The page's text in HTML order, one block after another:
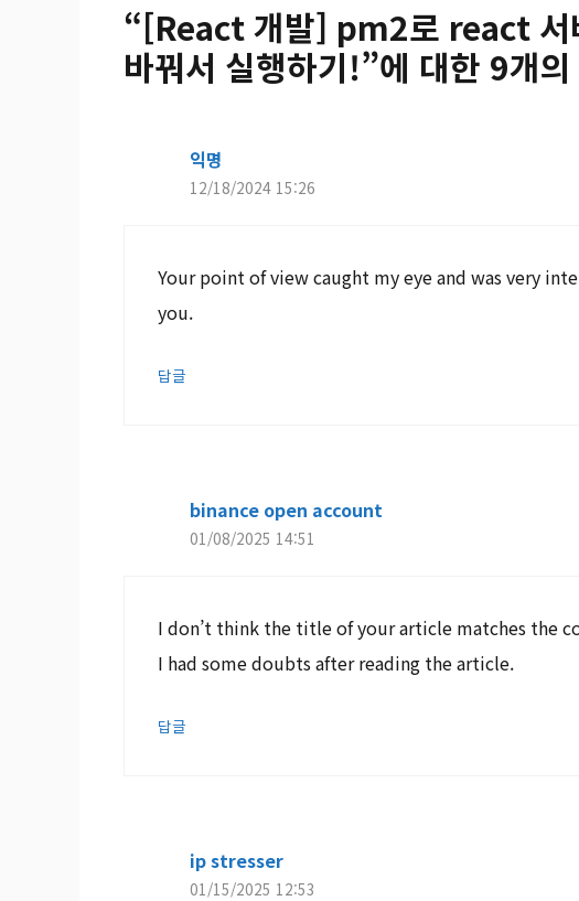
“[React 개발] pm2로 react 서
바꿔서 실행하기!”에 대한 9개
익명
12/18/2024 15:26
Your point of view caught my eye and was very
you.
답글
binance open account
01/08/2025 14:51
I don’t think the title of your article matches the
I had some doubts after reading the article.
답글
ip stresser
01/15/2025 12:53